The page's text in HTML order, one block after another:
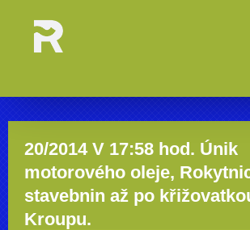
20/2014 V 17:58 hod. Únik
motorového oleje,
stavebnin až po
Kroupu.